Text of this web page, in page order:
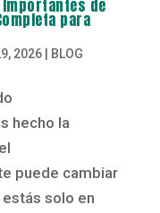
de
para
2026| BLOG
hecho la
puede cambiar
solo en